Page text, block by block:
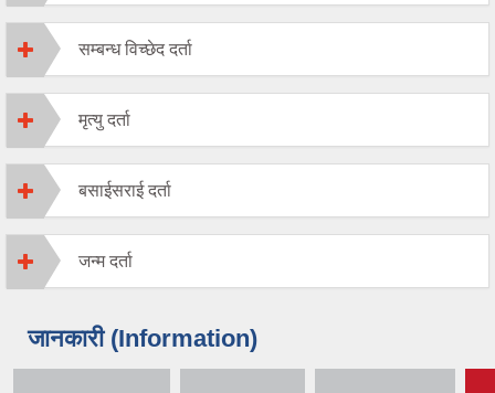
सम्बन्ध विच्छेद दर्ता
मृत्यु दर्ता
बसाईसराई दर्ता
जन्म दर्ता
जानकारी (Information)